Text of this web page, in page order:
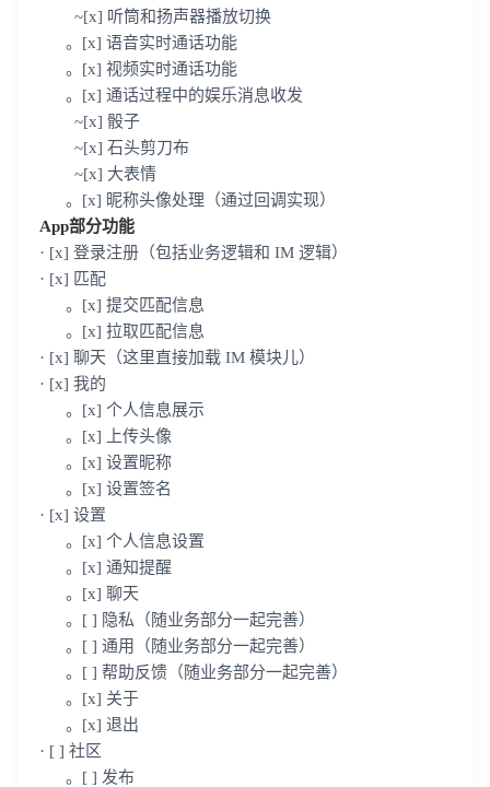
~[x] 听筒和扬声器播放切换
。[x] 语音实时通话功能
。[x] 视频实时通话功能
。[x] 通话过程中的娱乐消息收发
~[x] 骰子
~[x] 石头剪刀布
~[x] 大表情
。[x] 昵称头像处理（通过回调实现）
App部分功能
· [x] 登录注册（包括业务逻辑和 IM 逻辑）
· [x] 匹配
。[x] 提交匹配信息
。[x] 拉取匹配信息
· [x] 聊天（这里直接加载 IM 模块儿）
· [x] 我的
。[x] 个人信息展示
。[x] 上传头像
。[x] 设置昵称
。[x] 设置签名
· [x] 设置
。[x] 个人信息设置
。[x] 通知提醒
。[x] 聊天
。[ ] 隐私（随业务部分一起完善）
。[ ] 通用（随业务部分一起完善）
。[ ] 帮助反馈（随业务部分一起完善）
。[x] 关于
。[x] 退出
· [ ] 社区
。[ ] 发布
我已阅读并同意通讯云服务条款
不了，谢谢
登录即时通讯云
登录客服云